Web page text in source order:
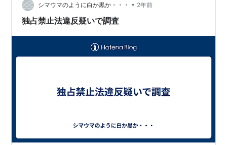
株益 2022.03 363,780 67,416 64,346 44,093 25
2023.03 410,502 73,67…
シマウマのように白か黒か・・・ • 2年前
独占禁止法違反疑いで調査